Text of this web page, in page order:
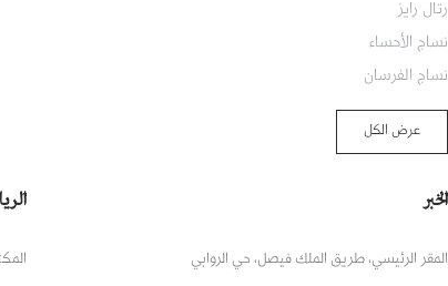
رتال رايز
نساج الأحساء
نساج الفرسان
عرض الكل
الخبر
المقر الرئيسي، طريق الملك فيصل، حي الروابي